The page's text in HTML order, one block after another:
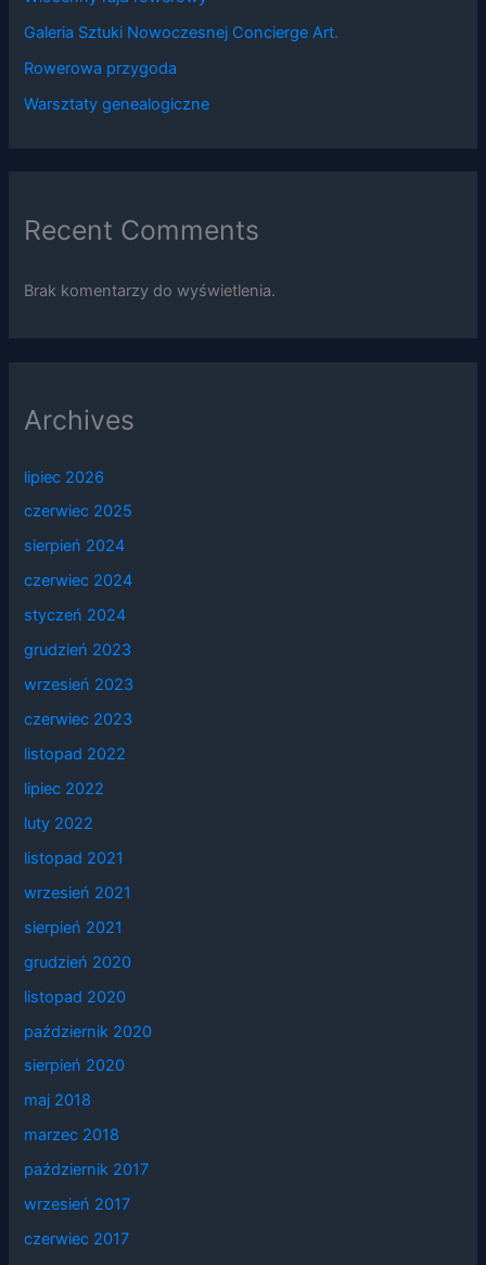
Galeria Sztuki Nowoczesnej Concierge Art.
Rowerowa przygoda
Warsztaty genealogiczne
Recent Comments
Brak komentarzy do wyświetlenia.
Archives
lipiec 2026
czerwiec 2025
sierpień 2024
czerwiec 2024
styczeń 2024
grudzień 2023
wrzesień 2023
czerwiec 2023
listopad 2022
lipiec 2022
luty 2022
listopad 2021
wrzesień 2021
sierpień 2021
grudzień 2020
listopad 2020
październik 2020
sierpień 2020
maj 2018
marzec 2018
październik 2017
wrzesień 2017
czerwiec 2017